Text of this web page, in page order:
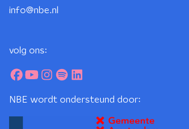
info@nbe.nl
volg ons:
NBE wordt ondersteund door: